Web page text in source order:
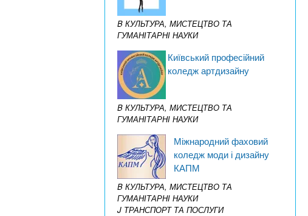
B КУЛЬТУРА, МИСТЕЦТВО ТА
ГУМАНІТАРНІ НАУКИ
Київський професійний
коледж артдизайну
B КУЛЬТУРА, МИСТЕЦТВО ТА
ГУМАНІТАРНІ НАУКИ
Міжнародний фаховий
коледж моди і дизайну
КАПМ
B КУЛЬТУРА, МИСТЕЦТВО ТА
ГУМАНІТАРНІ НАУКИ
J ТРАНСПОРТ ТА ПОСЛУГИ